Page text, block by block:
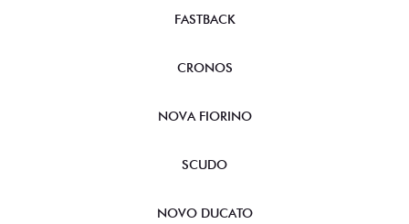
FASTBACK
CRONOS
NOVA FIORINO
SCUDO
NOVO DUCATO